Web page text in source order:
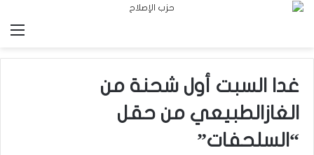
غدا السبت أول شحنة من
الغازالطبيعي من حقل
“السلحفات”